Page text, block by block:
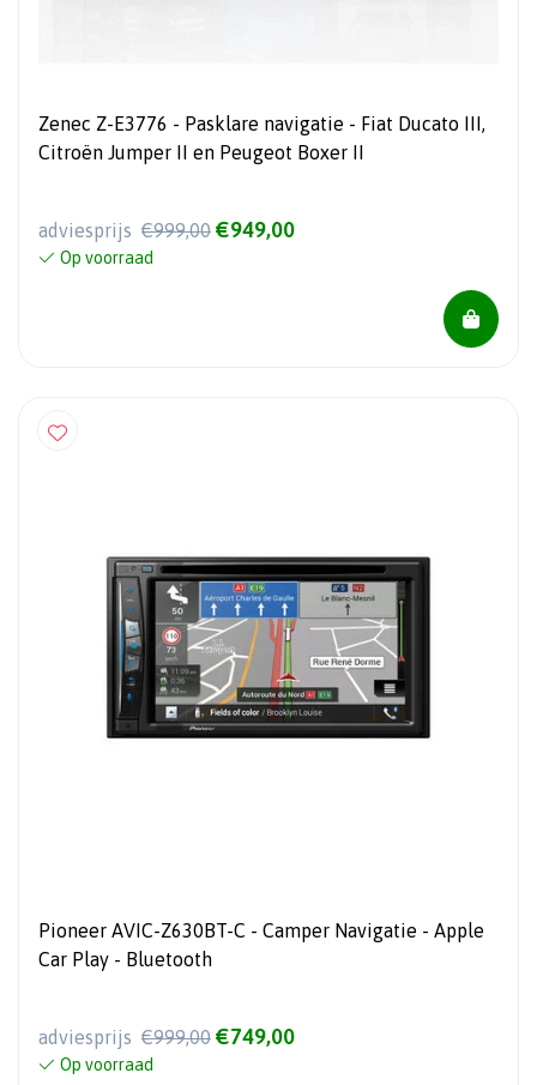
Zenec Z-E3776 - Pasklare navigatie - Fiat Ducato III,
Citroën Jumper II en Peugeot Boxer II
adviesprijs €999,00 €949,00
Op voorraad
Pioneer AVIC-Z630BT-C - Camper Navigatie - Apple
Car Play - Bluetooth
adviesprijs €999,00 €749,00
Op voorraad